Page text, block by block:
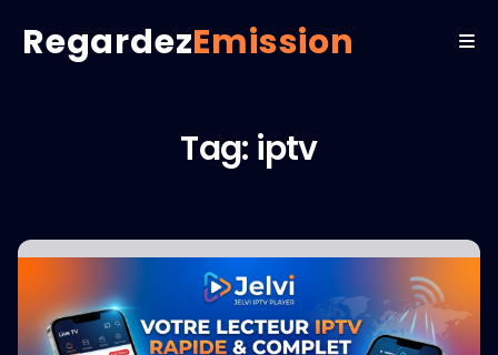
RegardezEmission
Tag: iptv